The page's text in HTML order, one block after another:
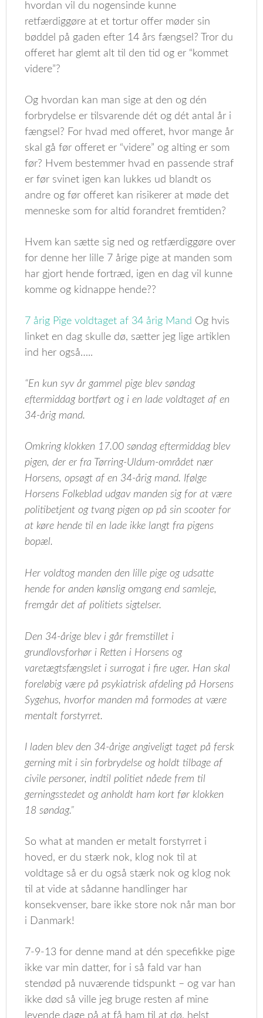
hvordan vil du nogensinde kunne
retfærdiggøre at et tortur offer møder sin
bøddel på gaden efter 14 års fængsel? Tror du
offeret har glemt alt til den tid og er “kommet
videre”?
Og hvordan kan man sige at den og dén
forbrydelse er tilsvarende dét og dét antal år i
fængsel? For hvad med offeret, hvor mange år
skal gå før offeret er “videre” og alting er som
før? Hvem bestemmer hvad en passende straf
er før svinet igen kan lukkes ud blandt os
andre og før offeret kan risikerer at møde det
menneske som for altid forandret fremtiden?
Hvem kan sætte sig ned og retfærdiggøre over
for denne her lille 7 årige pige at manden som
har gjort hende fortræd, igen en dag vil kunne
komme og kidnappe hende??
7 årig Pige voldtaget af 34 årig Mand Og hvis
linket en dag skulle dø, sætter jeg lige artiklen
ind her også…..
“En kun syv år gammel pige blev søndag
eftermiddag bortført og i en lade voldtaget af en
34-årig mand.
Omkring klokken 17.00 søndag eftermiddag blev
pigen, der er fra Tørring-Uldum-området nær
Horsens, opsøgt af en 34-årig mand. Ifølge
Horsens Folkeblad udgav manden sig for at være
politibetjent og tvang pigen op på sin scooter for
at køre hende til en lade ikke langt fra pigens
bopæl.
Her voldtog manden den lille pige og udsatte
hende for anden kønslig omgang end samleje,
fremgår det af politiets sigtelser.
Den 34-årige blev i går fremstillet i
grundlovsforhør i Retten i Horsens og
varetægtsfængslet i surrogat i fire uger. Han skal
foreløbig være på psykiatrisk afdeling på Horsens
Sygehus, hvorfor manden må formodes at være
mentalt forstyrret.
I laden blev den 34-årige angiveligt taget på fersk
gerning mit i sin forbrydelse og holdt tilbage af
civile personer, indtil politiet nåede frem til
gerningsstedet og anholdt ham kort før klokken
18 søndag.”
So what at manden er metalt forstyrret i
hoved, er du stærk nok, klog nok til at
voldtage så er du også stærk nok og klog nok
til at vide at sådanne handlinger har
konsekvenser, bare ikke store nok når man bor
i Danmark!
7-9-13 for denne mand at dén specefikke pige
ikke var min datter, for i så fald var han
stendød på nuværende tidspunkt – og var han
ikke død så ville jeg bruge resten af mine
levende dage på at få ham til at dø, helst